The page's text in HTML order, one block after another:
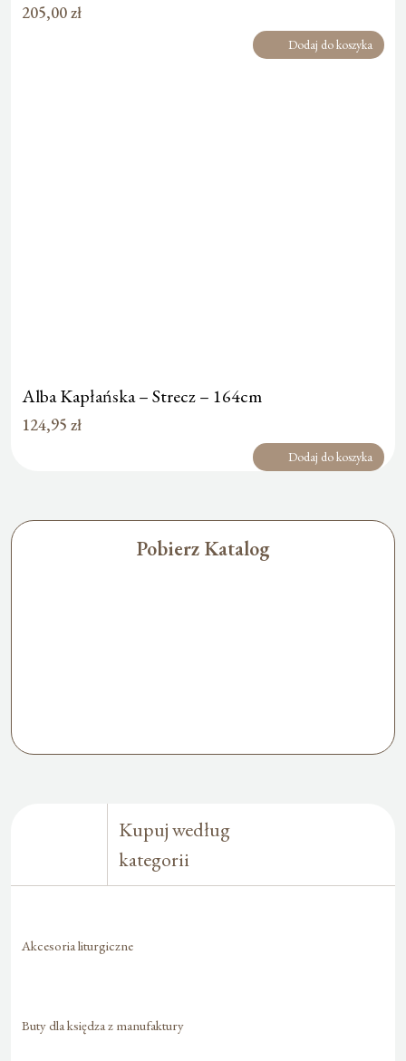
205,00zł
Dodaj do koszyka
Alba Kapłańska – Strecz – 164cm
124,95 zł
Dodaj do koszyka
Pobierz Katalog
Kupuj według
kategorii
Akcesoria liturgiczne
Buty dla księdza z manufaktury